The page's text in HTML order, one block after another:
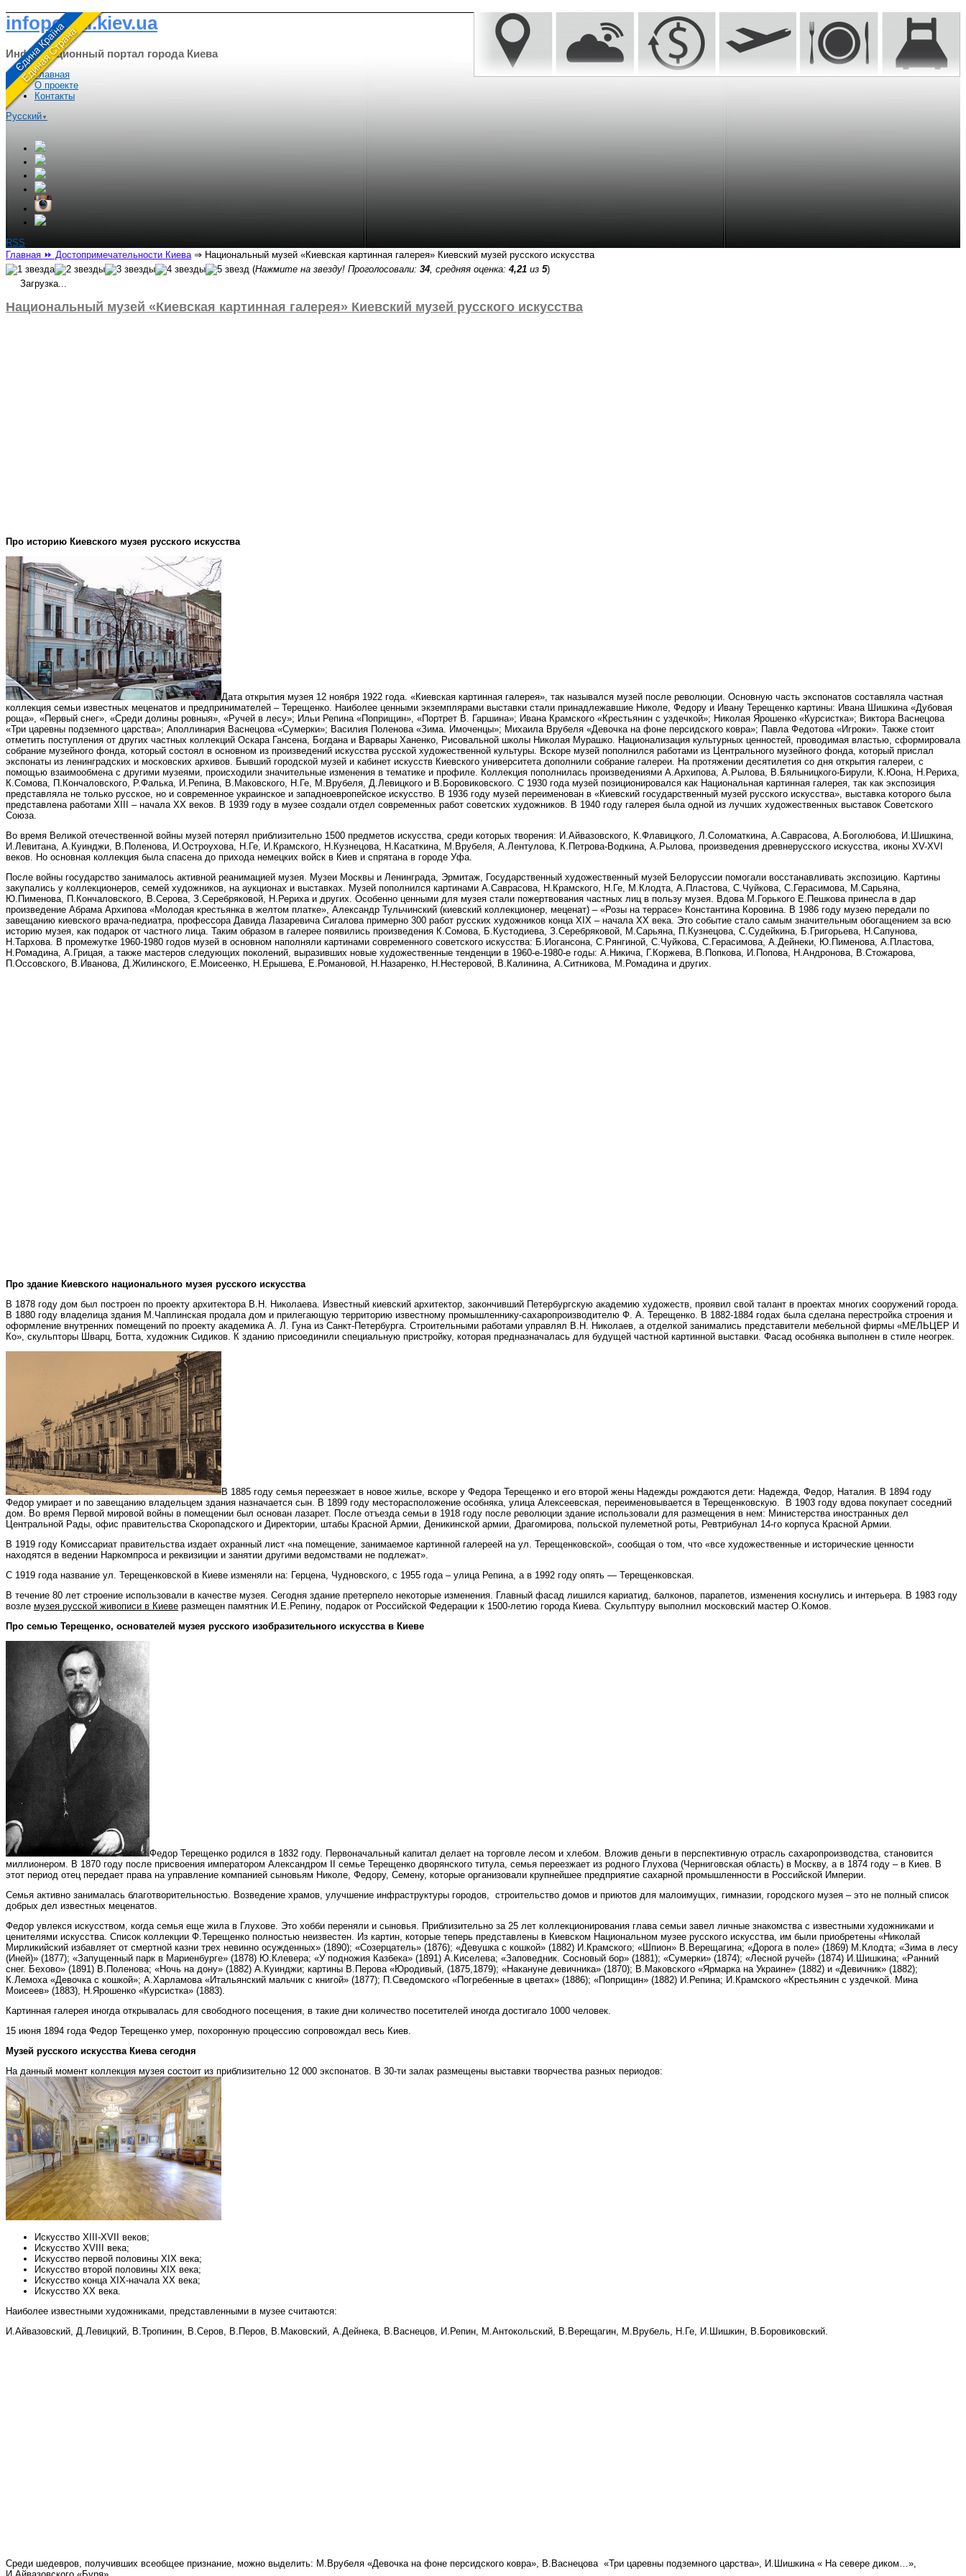
infoportal.kiev.ua
Информационный портал города Киева
Главная
О проекте
Контакты
Русский ▼
RSS
Главная ⏩ Достопримечательности Киева ⇒ Национальный музей «Киевская картинная галерея» Киевский музей русского искусства
(Нажмите на звезду! Проголосовали: 34 , средняя оценка: 4,21 из 5)
Загрузка...
Национальный музей «Киевская картинная галерея» Киевский музей русского искусства
Про историю Киевского музея русского искусства
Дата открытия музея 12 ноября 1922 года. «Киевская картинная галерея», так назывался музей после революции. Основную часть экспонатов составляла частная
коллекция семьи известных меценатов и предпринимателей – Терещенко. Наиболее ценными экземплярами выставки стали принадлежавшие Николе, Федору и Ивану Терещенко картины: Ивана Шишкина «Дубовая
роща», «Первый снег», «Среди долины ровныя», «Ручей в лесу»; Ильи Репина «Поприщин», «Портрет В. Гаршина»; Ивана Крамского «Крестьянин с уздечкой»; Николая Ярошенко «Курсистка»; Виктора Васнецова
«Три царевны подземного царства»; Аполлинария Васнецова «Сумерки»; Василия Поленова «Зима. Имоченцы»; Михаила Врубеля «Девочка на фоне персидского ковра»; Павла Федотова «Игроки». Также стоит
отметить поступления от других частных коллекций Оскара Гансена, Богдана и Варвары Ханенко, Рисовальной школы Николая Мурашко. Национализация культурных ценностей, проводимая властью, сформировала
собрание музейного фонда, который состоял в основном из произведений искусства русской художественной культуры. Вскоре музей пополнился работами из Центрального музейного фонда, который прислал
экспонаты из ленинградских и московских архивов. Бывший городской музей и кабинет искусств Киевского университета дополнили собрание галереи. На протяжении десятилетия со дня открытия галереи, с
помощью взаимообмена с другими музеями, происходили значительные изменения в тематике и профиле. Коллекция пополнилась произведениями А.Архипова, А.Рылова, В.Бялыницкого-Бирули, К.Юона, Н.Рериха,
К.Сомова, П.Кончаловского, Р.Фалька, И.Репина, В.Маковского, Н.Ге, М.Врубеля, Д.Левицкого и В.Боровиковского. С 1930 года музей позиционировался как Национальная картинная галерея, так как экспозиция
представляла не только русское, но и современное украинское и западноевропейское искусство. В 1936 году музей переименован в «Киевский государственный музей русского искусства», выставка которого была
представлена работами XIII – начала XX веков. В 1939 году в музее создали отдел современных работ советских художников. В 1940 году галерея была одной из лучших художественных выставок Советского
Союза.
Во время Великой отечественной войны музей потерял приблизительно 1500 предметов искусства, среди которых творения: И.Айвазовского, К.Флавицкого, Л.Соломаткина, А.Саврасова, А.Боголюбова, И.Шишкина,
И.Левитана, А.Куинджи, В.Поленова, И.Остроухова, Н.Ге, И.Крамского, Н.Кузнецова, Н.Касаткина, М.Врубеля, А.Лентулова, К.Петрова-Водкина, А.Рылова, произведения древнерусского искусства, иконы ХV-ХVI
веков. Но основная коллекция была спасена до прихода немецких войск в Киев и спрятана в городе Уфа.
После войны государство занималось активной реанимацией музея. Музеи Москвы и Ленинграда, Эрмитаж, Государственный художественный музей Белоруссии помогали восстанавливать экспозицию. Картины
закупались у коллекционеров, семей художников, на аукционах и выставках. Музей пополнился картинами А.Саврасова, Н.Крамского, Н.Ге, М.Клодта, А.Пластова, С.Чуйкова, С.Герасимова, М.Сарьяна,
Ю.Пименова, П.Кончаловского, В.Серова, З.Серебряковой, Н.Рериха и других. Особенно ценными для музея стали пожертвования частных лиц в пользу музея. Вдова М.Горького Е.Пешкова принесла в дар
произведение Абрама Архипова «Молодая крестьянка в желтом платке», Александр Тульчинский (киевский коллекционер, меценат) – «Розы на террасе» Константина Коровина. В 1986 году музею передали по
завещанию киевского врача-педиатра, профессора Давида Лазаревича Сигалова примерно 300 работ русских художников конца ХIХ – начала ХХ века. Это событие стало самым значительным обогащением за всю
историю музея, как подарок от частного лица. Таким образом в галерее появились произведения К.Сомова, Б.Кустодиева, З.Серебряковой, М.Сарьяна, П.Кузнецова, С.Судейкина, Б.Григорьева, Н.Сапунова,
Н.Тархова. В промежутке 1960-1980 годов музей в основном наполняли картинами современного советского искусства: Б.Иогансона, С.Рянгиной, С.Чуйкова, С.Герасимова, А.Дейнеки, Ю.Пименова, А.Пластова,
Н.Ромадина, А.Грицая, а также мастеров следующих поколений, выразивших новые художественные тенденции в 1960-е-1980-е годы: А.Никича, Г.Коржева, В.Попкова, И.Попова, Н.Андронова, В.Стожарова,
П.Оссовского, В.Иванова, Д.Жилинского, Е.Моисеенко, Н.Ерышева, Е.Романовой, Н.Назаренко, Н.Нестеровой, В.Калинина, А.Ситникова, М.Ромадина и других.
Про здание Киевского национального музея русского искусства
В 1878 году дом был построен по проекту архитектора В.Н. Николаева. Известный киевский архитектор, закончивший Петербургскую академию художеств, проявил свой талант в проектах многих сооружений города.
В 1880 году владелица здания М.Чаплинская продала дом и прилегающую территорию известному промышленнику-сахаропроизводителю Ф. А. Терещенко. В 1882-1884 годах была сделана перестройка строения и
оформление внутренних помещений по проекту академика А. Л. Гуна из Санкт-Петербурга. Строительными работами управлял В.Н. Николаев, а отделкой занимались представители мебельной фирмы «МЕЛЬЦЕР И
Ко», скульпторы Шварц, Ботта, художник Сидиков. К зданию присоединили специальную пристройку, которая предназначалась для будущей частной картинной выставки. Фасад особняка выполнен в стиле неогрек.
В 1885 году семья переезжает в новое жилье, вскоре у Федора Терещенко и его второй жены Надежды рождаются дети: Надежда, Федор, Наталия. В 1894 году
Федор умирает и по завещанию владельцем здания назначается сын. В 1899 году месторасположение особняка, улица Алексеевская, переименовывается в Терещенковскую. В 1903 году вдова покупает соседний
дом. Во время Первой мировой войны в помещении был основан лазарет. После отъезда семьи в 1918 году после революции здание использовали для размещения в нем: Министерства иностранных дел
Центральной Рады, офис правительства Скоропадского и Директории, штабы Красной Армии, Деникинской армии, Драгомирова, польской пулеметной роты, Ревтрибунал 14-го корпуса Красной Армии.
В 1919 году Комиссариат правительства издает охранный лист «на помещение, занимаемое картинной галереей на ул. Терещенковской», сообщая о том, что «все художественные и исторические ценности
находятся в ведении Наркомпроса и реквизиции и занятии другими ведомствами не подлежат».
С 1919 года название ул. Терещенковской в Киеве изменяли на: Герцена, Чудновского, с 1955 года – улица Репина, а в 1992 году опять — Терещенковская.
В течение 80 лет строение использовали в качестве музея. Сегодня здание претерпело некоторые изменения. Главный фасад лишился кариатид, балконов, парапетов, изменения коснулись и интерьера. В 1983 году
возле музея русской живописи в Киеве размещен памятник И.Е.Репину, подарок от Российской Федерации к 1500-летию города Киева. Скульптуру выполнил московский мастер О.Комов.
Про семью Терещенко, основателей музея русского изобразительного искусства в Киеве
Федор Терещенко родился в 1832 году. Первоначальный капитал делает на торговле лесом и хлебом. Вложив деньги в перспективную отрасль сахаропроизводства, становится
миллионером. В 1870 году после присвоения императором Александром II семье Терещенко дворянского титула, семья переезжает из родного Глухова (Черниговская область) в Москву, а в 1874 году – в Киев. В
этот период отец передает права на управление компанией сыновьям Николе, Федору, Семену, которые организовали крупнейшее предприятие сахарной промышленности в Российской Империи.
Семья активно занималась благотворительностью. Возведение храмов, улучшение инфраструктуры городов, строительство домов и приютов для малоимущих, гимназии, городского музея – это не полный список
добрых дел известных меценатов.
Федор увлекся искусством, когда семья еще жила в Глухове. Это хобби переняли и сыновья. Приблизительно за 25 лет коллекционирования глава семьи завел личные знакомства с известными художниками и
ценителями искусства. Список коллекции Ф.Терещенко полностью неизвестен. Из картин, которые теперь представлены в Киевском Национальном музее русского искусства, им были приобретены «Николай
Мирликийский избавляет от смертной казни трех невинно осужденных» (1890); «Созерцатель» (1876); «Девушка с кошкой» (1882) И.Крамского; «Шпион» В.Верещагина; «Дорога в поле» (1869) М.Клодта; «Зима в лесу
(Иней)» (1877); «Запущенный парк в Мариенбурге» (1878) Ю.Клевера; «У подножия Казбека» (1891) А.Киселева; «Заповедник. Сосновый бор» (1881); «Сумерки» (1874); «Лесной ручей» (1874) И.Шишкина; «Ранний
снег. Бехово» (1891) В.Поленова; «Ночь на дону» (1882) А.Куинджи; картины В.Перова «Юродивый, (1875,1879); «Накануне девичника» (1870); В.Маковского «Ярмарка на Украине» (1882) и «Девичник» (1882);
К.Лемоха «Девочка с кошкой»; А.Харламова «Итальянский мальчик с книгой» (1877); П.Сведомского «Погребенные в цветах» (1886); «Поприщин» (1882) И.Репина; И.Крамского «Крестьянин с уздечкой. Мина
Моисеев» (1883), Н.Ярошенко «Курсистка» (1883).
Картинная галерея иногда открывалась для свободного посещения, в такие дни количество посетителей иногда достигало 1000 человек.
15 июня 1894 года Федор Терещенко умер, похоронную процессию сопровождал весь Киев.
Музей русского искусства Киева сегодня
На данный момент коллекция музея состоит из приблизительно 12 000 экспонатов. В 30-ти залах размещены выставки творчества разных периодов:
Искусство XIII-XVII веков;
Искусство XVIII века;
Искусство первой половины XIX века;
Искусство второй половины XIX века;
Искусство конца XIX-начала XX века;
Искусство XX века.
Наиболее известными художниками, представленными в музее считаются:
И.Айвазовский, Д.Левицкий, В.Тропинин, В.Серов, В.Перов, В.Маковский, А.Дейнека, В.Васнецов, И.Репин, М.Антокольский, В.Верещагин, М.Врубель, Н.Ге, И.Шишкин, В.Боровиковский.
Среди шедевров, получивших всеобщее признание, можно выделить: М.Врубеля «Девочка на фоне персидского ковра», В.Васнецова «Три царевны подземного царства», И.Шишкина « На севере диком…»,